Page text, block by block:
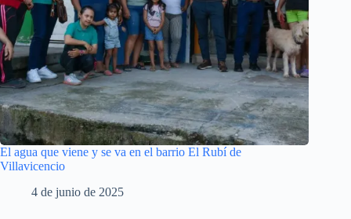
El agua que viene y se va en el barrio El Rubí de
Villavicencio
4 de junio de 2025